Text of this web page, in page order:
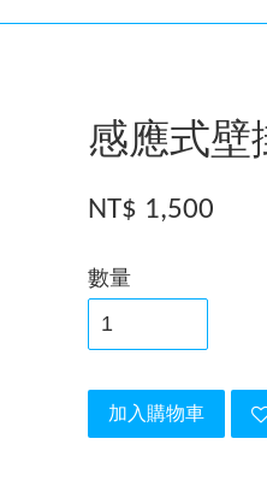
感應式壁
NT$ 1,500
數量
加入購物車